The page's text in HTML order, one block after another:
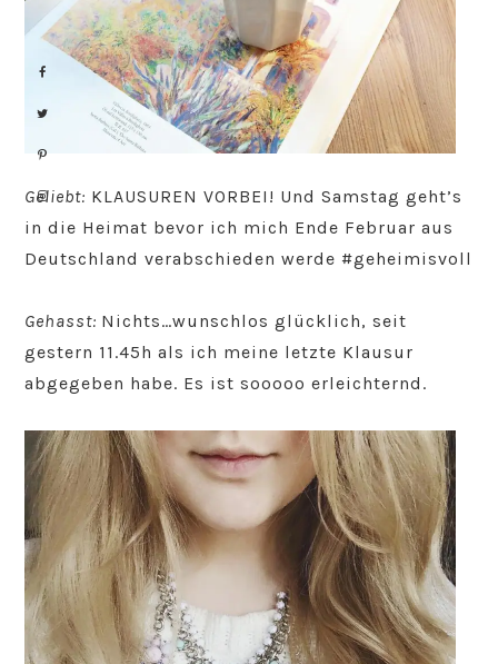
Geliebt: KLAUSUREN VORBEI! Und Samstag geht’s
in die Heimat bevor ich mich Ende Februar aus
Deutschland verabschieden werde #geheimisvoll
Gehasst: Nichts…wunschlos glücklich, seit
gestern 11.45h als ich meine letzte Klausur
abgegeben habe. Es ist sooooo erleichternd.